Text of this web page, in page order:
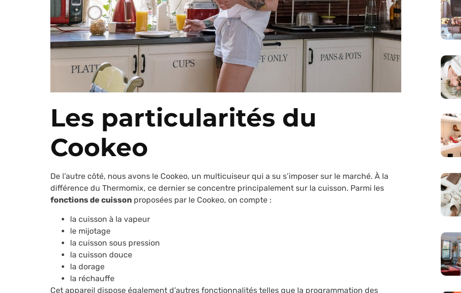
Les particularités du
Cookeo
De l’autre côté, nous avons le Cookeo, un multicuiseur qui a su s’imposer sur le marché. À la
différence du Thermomix, ce dernier se concentre principalement sur la cuisson. Parmi les
fonctions de cuisson proposées par le Cookeo, on compte :
la cuisson à la vapeur
le mijotage
la cuisson sous pression
la cuisson douce
la dorage
la réchauffe
Cet appareil dispose également d’autres fonctionnalités telles que la programmation des